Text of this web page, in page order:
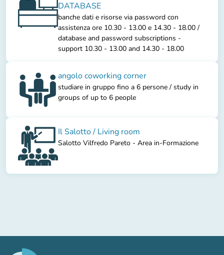
DATABASE
banche dati e risorse via password con
assistenza ore 10.30 - 13.00 e 14.30 - 18.00 /
database and password subscriptions -
support 10.30 - 13.00 and 14.30 - 18.00
angolo coworking corner
studiare in gruppo fino a 6 persone / study in
groups of up to 6 people
Il Salotto / Living room
Salotto Vilfredo Pareto - Area in-Formazione